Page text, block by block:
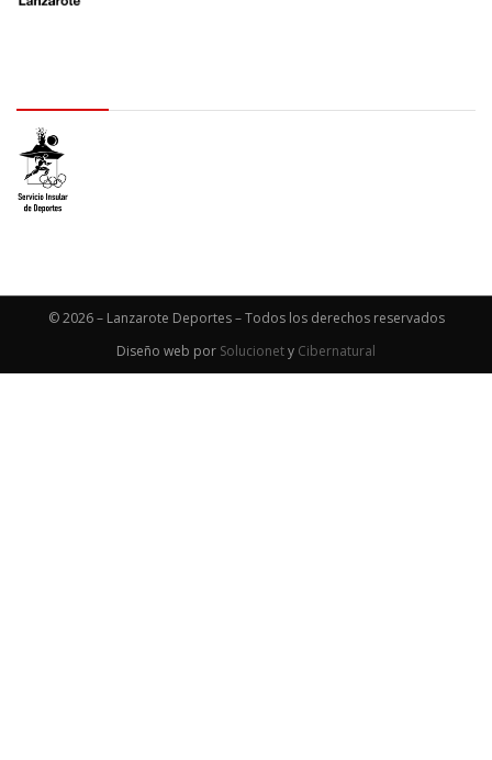
© 2026 – Lanzarote Deportes – Todos los derechos reservados
Diseño web por Solucionety Cibernatural